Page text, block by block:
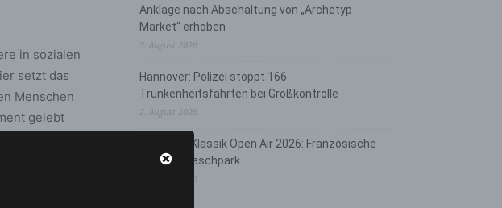
in sozialen
setzt das
Menschen
gelebt
Anklage nach Abschaltung von „Archetyp
Market“ erhoben
3. August 2026
Hannover: Polizei stoppt 166
Trunkenheitsfahrten bei Großkontrolle
2. August 2026
Hannover Klassik Open Air 2026: Französische
Oper im Maschpark